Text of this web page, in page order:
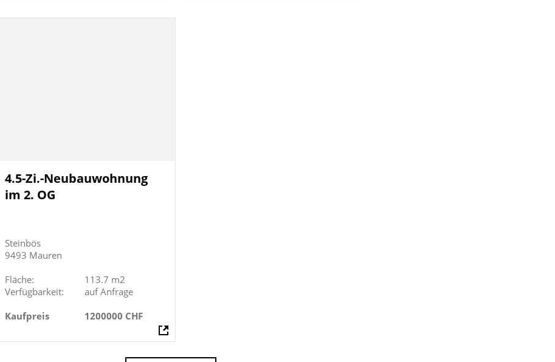
4.5-Zi.-Neubauwohnung
im 2. OG
Steinbös
9493 Mauren
Fläche:
113.7 m2
Verfügbarkeit:
auf Anfrage
Kaufpreis
1200000 CHF